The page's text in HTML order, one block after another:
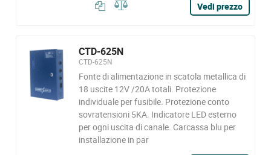
Vedi prezzo
CTD-625N
CTD-625N
Fonte di alimentazione in scatola metallica di
18 uscite 12V /20A totali. Protezione
individuale per fusibile. Protezione conto
sovratensioni 5KA. Indicatore LED esterno
per ogni uscita di canale. Carcassa blu per
installazione in par